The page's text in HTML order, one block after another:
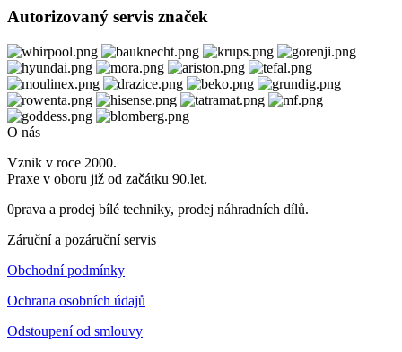
Autorizovaný servis značek
O nás
Vznik v roce 2000.
Praxe v oboru již od začátku 90.let.
0prava a prodej bílé techniky, prodej náhradních dílů.
Záruční a pozáruční servis
Obchodní podmínky
Ochrana osobních údajů
Odstoupení od smlouvy